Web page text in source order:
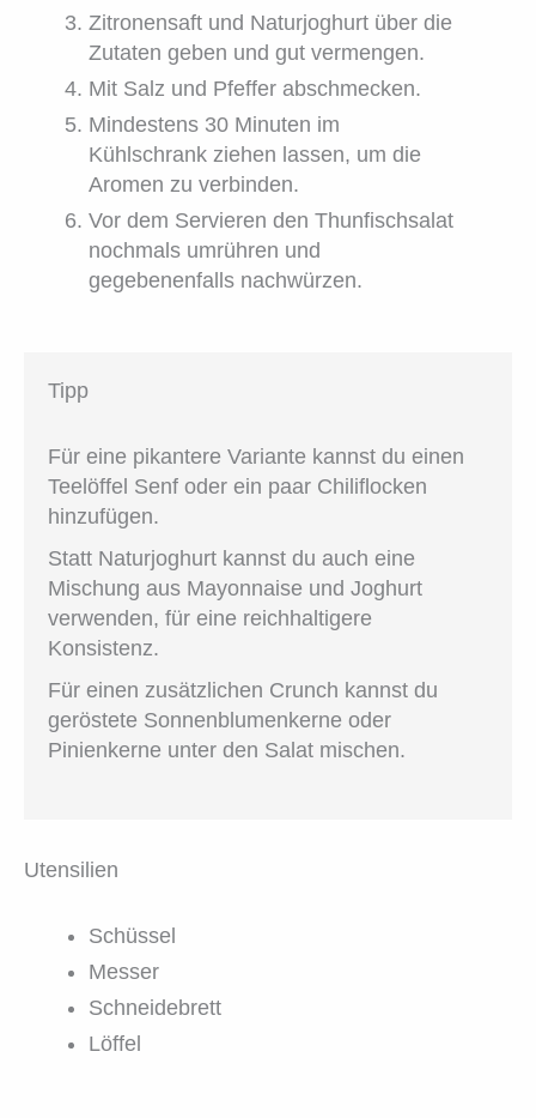
Zitronensaft und Naturjoghurt über die
Zutaten geben und gut vermengen.
Mit Salz und Pfeffer abschmecken.
Mindestens 30 Minuten im
Kühlschrank ziehen lassen, um die
Aromen zu verbinden.
Vor dem Servieren den Thunfischsalat
nochmals umrühren und
gegebenenfalls nachwürzen.
Tipp
Für eine pikantere Variante kannst du einen
Teelöffel Senf oder ein paar Chiliflocken
hinzufügen.
Statt Naturjoghurt kannst du auch eine
Mischung aus Mayonnaise und Joghurt
verwenden, für eine reichhaltigere
Konsistenz.
Für einen zusätzlichen Crunch kannst du
geröstete Sonnenblumenkerne oder
Pinienkerne unter den Salat mischen.
Utensilien
Schüssel
Messer
Schneidebrett
Löffel